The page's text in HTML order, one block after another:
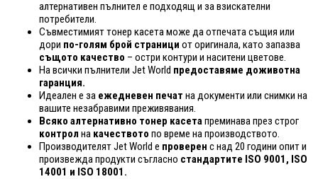
алтернативен пълнител е подходящ и за взискателни
потребители.
Съвместимият тонер касета може да отпечата същия или
дори по-голям брой страници от оригинала, като запазва
същото качество – остри контури и наситени цветове.
На всички пълнители Jet World предоставяме доживотна
гаранция.
Идеален е за ежедневен печат на документи или снимки на
вашите незабравими преживявания.
Всяко алтернативно тонер касетапреминава през строг
контрол на качеството по време на производството.
Производителят Jet World е проверен с над 20 години опит и
произвежда продукти съгласно стандартите ISO 9001, ISO
14001 и ISO 18001.